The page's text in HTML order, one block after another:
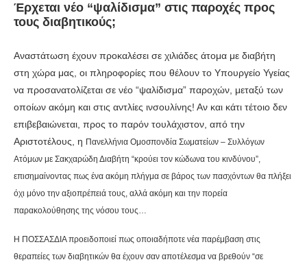
Έρχεται νέο “ψαλίδισμα” στις παροχές προς
τους διαβητικούς;
Αναστάτωση έχουν προκαλέσει σε χιλιάδες άτομα με διαβήτη
στη χώρα μας, οι πληροφορίες που θέλουν το Υπουργείο Υγείας
να προσανατολίζεται σε νέο “ψαλίδισμα” παροχών, μεταξύ των
οποίων ακόμη και στις αντλίες ινσουλίνης! Αν και κάτι τέτοιο δεν
επιβεβαιώνεται, προς το παρόν τουλάχιστον, από την
Αριστοτέλους, η Πανελλήνια Ομοσπονδία Σωματείων – Συλλόγων
Ατόμων με Σακχαρώδη Διαβήτη “κρούει τον κώδωνα του κινδύνου”,
επισημαίνοντας πως ένα ακόμη πλήγμα σε βάρος των πασχόντων θα πλήξει
όχι μόνο την αξιοπρέπειά τους, αλλά ακόμη και την πορεία
παρακολούθησης της νόσου τους…
Η ΠΟΣΣΑΣΔΙΑ προειδοποιεί πως οποιαδήποτε νέα παρέμβαση στις
θεραπείες των διαβητικών θα έχουν σαν αποτέλεσμα να βρεθούν “σε